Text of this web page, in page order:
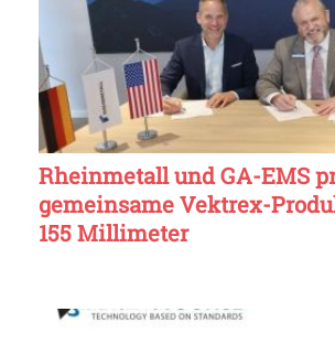
Rheinmetall und GA-EMS
gemeinsame Vektrex-
155 Millimeter